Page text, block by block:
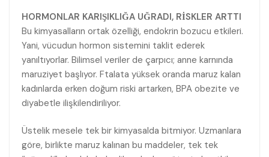
HORMONLAR KARIŞIKLIĞA UĞRADI, RİSKLER ARTTI
Bu kimyasalların ortak özelliği, endokrin bozucu etkileri.
Yani, vücudun hormon sistemini taklit ederek
yanıltıyorlar. Bilimsel veriler de çarpıcı; anne karnında
maruziyet başlıyor. Ftalata yüksek oranda maruz kalan
kadınlarda erken doğum riski artarken, BPA obezite ve
diyabetle ilişkilendiriliyor.
Üstelik mesele tek bir kimyasalda bitmiyor. Uzmanlara
göre, birlikte maruz kalınan bu maddeler, tek tek